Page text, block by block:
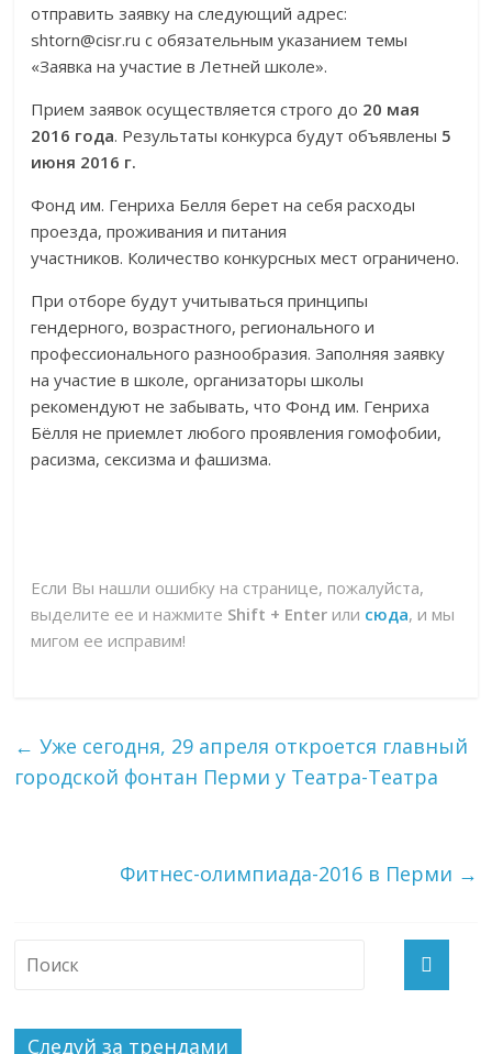
отправить заявку на следующий адрес:
shtorn@cisr.ru с обязательным указанием темы
«Заявка на участие в Летней школе».
Прием заявок осуществляется строго до 20 мая
2016 года. Результаты конкурса будут объявлены 5
июня 2016 г.
Фонд им. Генриха Белля берет на себя расходы
проезда, проживания и питания
участников. Количество конкурсных мест ограничено.
При отборе будут учитываться принципы
гендерного, возрастного, регионального и
профессионального разнообразия. Заполняя заявку
на участие в школе, организаторы школы
рекомендуют не забывать, что Фонд им. Генриха
Бёлля не приемлет любого проявления гомофобии,
расизма, сексизма и фашизма.
Если Вы нашли ошибку на странице, пожалуйста,
выделите ее и нажмите Shift + Enter или сюда, и мы
мигом ее исправим!
← Уже сегодня, 29 апреля откроется главный
городской фонтан Перми у Театра-Театра
Фитнес-олимпиада-2016 в Перми →
Следуй за трендами